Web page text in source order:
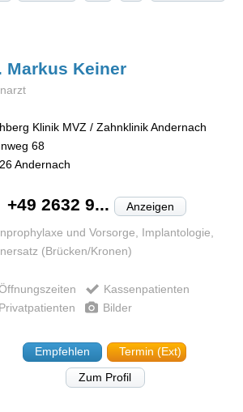
Markus Keiner
Klinik MVZ / Zahnklinik Andernach
68
Andernach
+49 2632 9... Anzeigen
und Vorsorge, Implantologie,
(Brücken/Kronen)
Kassenpatienten
Privatpatienten
Bilder
Empfehlen
Termin (Ext)
Zum Profil